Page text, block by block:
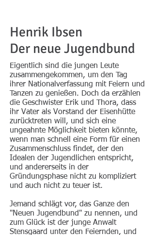
Henrik Ibsen
Der neue Jugendbund
Eigentlich sind die jungen Leute
zusammengekommen, um den Tag
ihrer Nationalverfassung mit Feiern und
Tanzen zu genießen. Doch da erzählen
die Geschwister Erik und Thora, dass
ihr Vater als Vorstand der Eisenhütte
zurücktreten will, und sich eine
ungeahnte Möglichkeit bieten könnte,
wenn man schnell eine Form für einen
Zusammenschluss findet, der den
Idealen der Jugendlichen entspricht,
und andererseits in der
Gründungsphase nicht zu kompliziert
und auch nicht zu teuer ist.
Jemand schlägt vor, das Ganze den
"Neuen Jugendbund" zu nennen, und
zum Glück ist der junge Anwalt
Stensgaard unter den Feiernden, und